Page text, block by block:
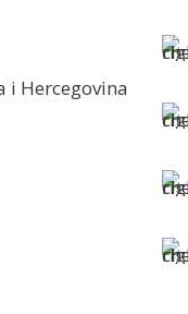
i Hercegovina